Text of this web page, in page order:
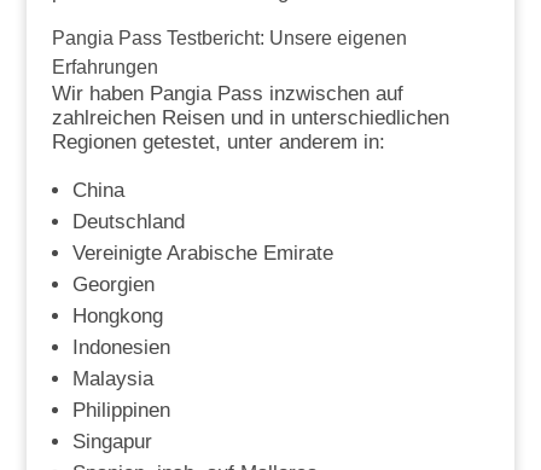
Pangia Pass Testbericht: Unsere eigenen
Erfahrungen
Wir haben Pangia Pass inzwischen auf
zahlreichen Reisen und in unterschiedlichen
Regionen getestet, unter anderem in:
China
Deutschland
Vereinigte Arabische Emirate
Georgien
Hongkong
Indonesien
Malaysia
Philippinen
Singapur